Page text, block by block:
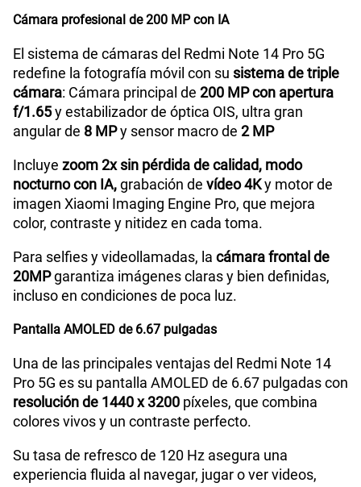
Reconocimiento Facial Si
Lector de Huella
Carga rápida SI (120W)
VoLTE Sí
Compatibilidad con eSIM Sí
Cámara profesional de 200 MP con IA
El sistema de cámaras del Redmi Note 14 Pro 5G
redefine la fotografía móvil con su sistema de triple
cámara: Cámara principal de 200 MP con apertura
f/1.65y estabilizador de óptica OIS, ultra gran
angular de 8 MPy sensor macro de 2 MP
Incluye zoom 2x sin pérdida de calidad, modo
nocturno con IA,grabación de vídeo 4Ky motor de
imagen Xiaomi Imaging Engine Pro, que mejora
color, contraste y nitidez en cada toma.
Para selfies y videollamadas, la cámara frontal de
20MPgarantiza imágenes claras y bien definidas,
incluso en condiciones de poca luz.
Pantalla AMOLED de 6.67 pulgadas
Una de las principales ventajas del Redmi Note 14
Pro 5G es su pantalla AMOLED de 6.67 pulgadas con
resolución de 1440 x 3200 píxeles, que combina
colores vivos y un contraste perfecto.
Su tasa de refresco de 120 Hz asegura una
experiencia fluida al navegar, jugar o ver videos,